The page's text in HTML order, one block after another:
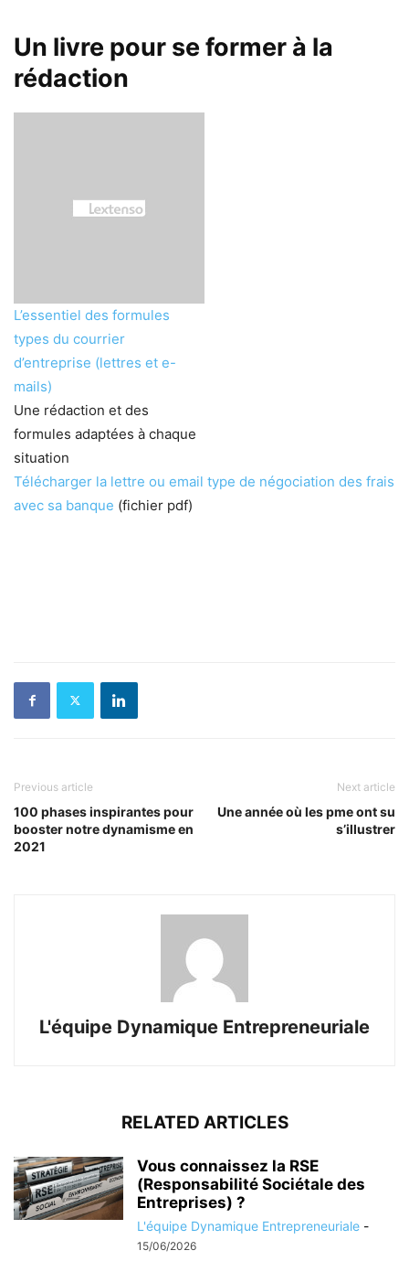
Un livre pour se former à la
rédaction
L’essentiel des formules
types du courrier
d’entreprise (lettres et e-
mails)
Une rédaction et des
formules adaptées à chaque
situation
Télécharger la lettre ou email type de négociation des frais
avec sa banque (fichier pdf)
Previous article
100 phases inspirantes pour
booster notre dynamisme en
2021
Next article
Une année où les pme ont su
s’illustrer
L'équipe Dynamique Entrepreneuriale
RELATED ARTICLES
Vous connaissez la RSE
(Responsabilité Sociétale des
Entreprises) ?
L'équipe Dynamique Entrepreneuriale -
15/06/2026